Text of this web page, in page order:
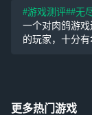
它。。。
#游戏测评##无
一个对肉鸽游
的玩家，十分有
潜力的，鼓励
开始知晓这游戏
更多热门游戏